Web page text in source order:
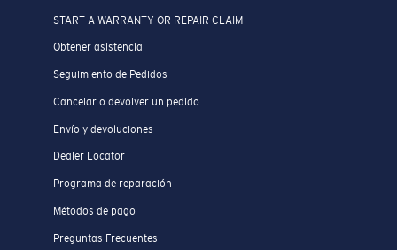
START A WARRANTY OR REPAIR CLAIM
Obtener asistencia
Seguimiento de Pedidos
Cancelar o devolver un pedido
Envío y devoluciones
Dealer Locator
Programa de reparación
Métodos de pago
Preguntas Frecuentes